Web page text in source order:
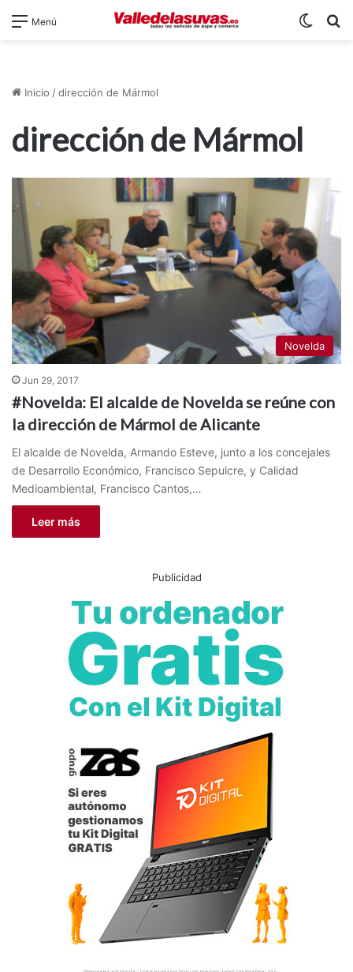
Menú
Inicio /dirección de Mármol
dirección de Mármol
Novelda
Jun 29, 2017
#Novelda: El alcalde de Novelda se reúne con
la dirección de Mármol de Alicante
El alcalde de Novelda, Armando Esteve, junto a los concejales
de Desarrollo Económico, Francisco Sepulcre, y Calidad
Medioambiental, Francisco Cantos,…
Leer más
Publicidad